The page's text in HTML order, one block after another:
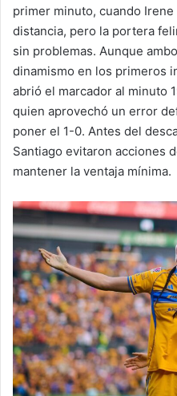
primer minuto, cuando
distancia, pero la portera
sin problemas. Aunque
dinamismo en los primeros
abrió el marcador al minuto
quien aprovechó un error
poner el 1-0. Antes del
Santiago evitaron acciones
mantener la ventaja mínima.